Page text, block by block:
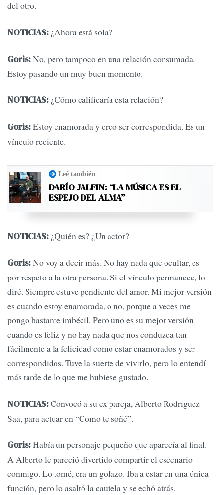
del otro.
NOTICIAS: ¿Ahora está sola?
Goris:No, pero tampoco en una relación consumada.
Estoy pasando un muy buen momento.
NOTICIAS: ¿Cómo calificaría esta relación?
Goris:Estoy enamorada y creo ser correspondida. Es un
vínculo reciente.
Leé también
DARÍO JALFIN: “LA MÚSICA ES EL
ESPEJO DEL ALMA”
NOTICIAS: ¿Quién es? ¿Un actor?
Goris:No voy a decir más. No hay nada que ocultar, es
por respeto a la otra persona. Si el vínculo permanece, lo
diré. Siempre estuve pendiente del amor. Mi mejor versión
es cuando estoy enamorada, o no, porque a veces me
pongo bastante imbécil. Pero uno es su mejor versión
cuando es feliz y no hay nada que nos conduzca tan
fácilmente a la felicidad como estar enamorados y ser
correspondidos. Tuve la suerte de vivirlo, pero lo entendí
más tarde de lo que me hubiese gustado.
NOTICIAS:Convocó a su ex pareja, Alberto Rodriguez
Saa, para actuar en “Como te soñé”.
Goris:Había un personaje pequeño que aparecía al final.
A Alberto le pareció divertido compartir el escenario
conmigo. Lo tomé, era un golazo. Iba a estar en una única
función, pero lo asaltó la cautela y se echó atrás.